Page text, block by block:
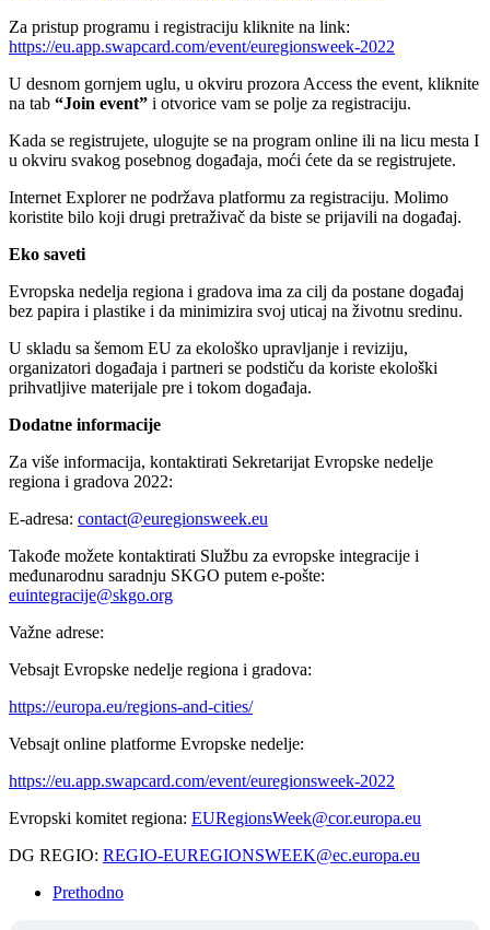
Za pristup programu i registraciju kliknite na link:
https://eu.app.swapcard.com/event/euregionsweek-2022
U desnom gornjem uglu, u okviru prozora Access the event, kliknite
na tab “Join event” i otvorice vam se polje za registraciju.
Kada se registrujete, ulogujte se na program online ili na licu mesta I
u okviru svakog posebnog događaja, moći ćete da se registrujete.
Internet Explorer ne podržava platformu za registraciju. Molimo
koristite bilo koji drugi pretraživač da biste se prijavili na događaj.
Eko saveti
Evropska nedelja regiona i gradova ima za cilj da postane događaj
bez papira i plastike i da minimizira svoj uticaj na životnu sredinu.
U skladu sa šemom EU za ekološko upravljanje i reviziju,
organizatori događaja i partneri se podstiču da koriste ekološki
prihvatljive materijale pre i tokom događaja.
Dodatne informacije
Za više informacija, kontaktirati Sekretarijat Evropske nedelje
regiona i gradova 2022:
E-adresa: contact@euregionsweek.eu
Takođe možete kontaktirati Službu za evropske integracije i
međunarodnu saradnju SKGO putem e-pošte:
euintegracije@skgo.org
Važne adrese:
Vebsajt Evropske nedelje regiona i gradova:
https://europa.eu/regions-and-cities/
Vebsajt online platforme Evropske nedelje:
https://eu.app.swapcard.com/event/euregionsweek-2022
Evropski komitet regiona: EURegionsWeek@cor.europa.eu
DG REGIO: REGIO-EUREGIONSWEEK@ec.europa.eu
Prethodno